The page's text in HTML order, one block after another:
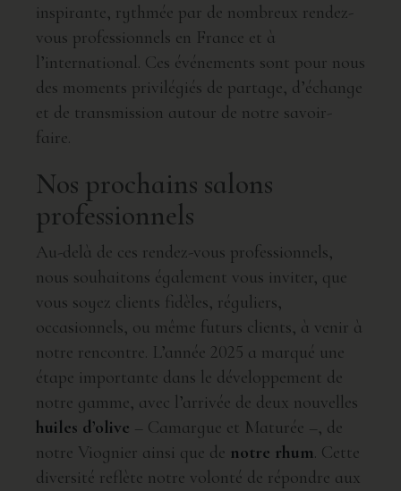
inspirante, rythmée par de nombreux rendez-
vous professionnels en France et à
l’international. Ces événements sont pour nous
des moments privilégiés de partage, d’échange
et de transmission autour de notre savoir-
faire.
Nos prochains salons
professionnels
Au-delà de ces rendez-vous professionnels,
nous souhaitons également vous inviter, que
vous soyez clients fidèles, réguliers,
occasionnels, ou même futurs clients, à venir à
notre rencontre. L’année 2025 a marqué une
étape importante dans le développement de
notre gamme, avec l’arrivée de deux nouvelles
huiles d’olive – Camargue et Maturée –, de
notre Viognier ainsi que de notre rhum. Cette
diversité reflète notre volonté de répondre aux